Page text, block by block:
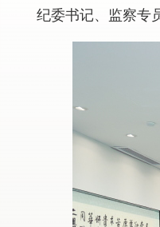
纪委书记、监察专